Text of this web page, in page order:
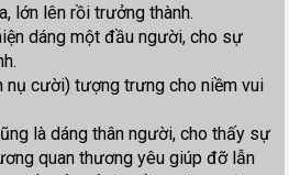
lớn lên rồi trưởng thành.
dáng một đầu người, cho sự
nụ cười) tượng trưng cho niềm vui
là dáng thân người, cho thấy sự
quan thương yêu giúp đỡ lẫn